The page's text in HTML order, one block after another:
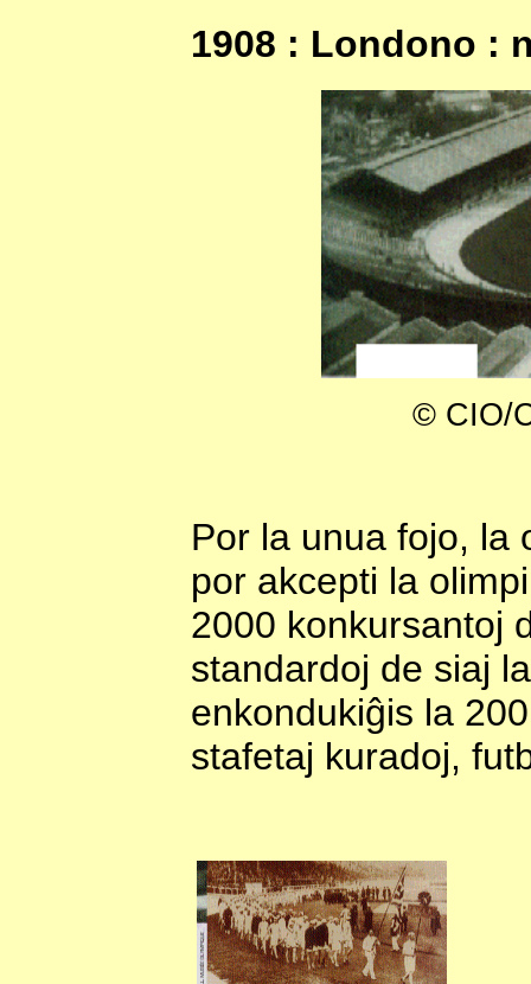
1908 : Londono :
© CIO/
Por la unua fojo, la
por akcepti la
2000 konkursantoj
standardoj de siaj
enkondukiĝis la
stafetaj kuradoj,